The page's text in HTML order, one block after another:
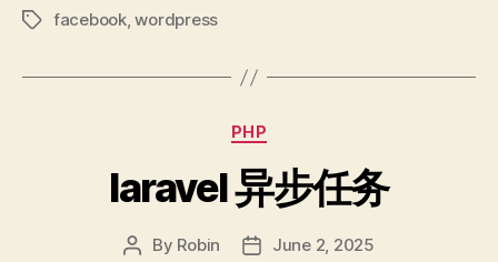
Tagsfacebook,wordpress
Categories
PHP
laravel 异步任务
Post
By Robin
PostJune 2, 2025